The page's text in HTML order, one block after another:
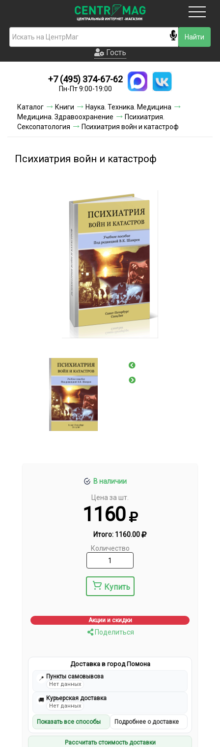
Гость
Новинки
Условия доставки
Условия оплаты
Гость
+7 (495) 374-67-62
Пн-Пт 9:00-19:00
Каталог Книги
Наука. Техника. Медицина
Медицина. Здравоохранение
Психиатрия.
Сексопатология
Психиатрия войн и катастроф
Психиатрия войн и катастроф
В наличии
Цена за шт.
1160
Итого: 1160.00
Количество
Купить
Акции и скидки
Поделиться
Доставка в город Помона
📍 Пункты самовывоза
Нет данных
🚚 Курьерская доставка
Нет данных
Показать все способы Подробнее о доставке
Рассчитать стоимость доставки